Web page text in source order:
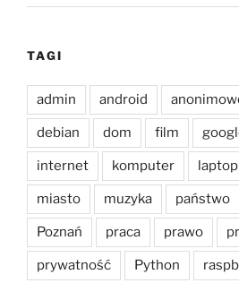
TAGI
admin android
debian dom film
internet komputer laptop
miasto muzyka państwo
Poznań praca prawo
prywatność Python